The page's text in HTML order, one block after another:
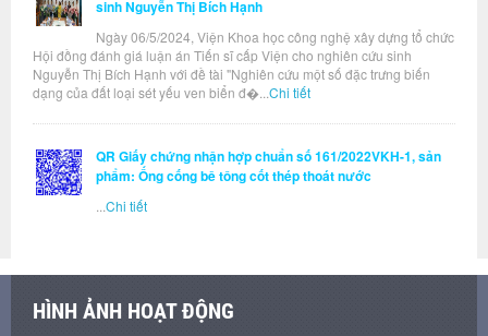
sinh Nguyễn Thị Bích Hạnh
Ngày 06/5/2024, Viện Khoa học công nghệ xây dựng tổ chức
Hội đồng đánh giá luận án Tiến sĩ cấp Viện cho nghiên cứu sinh
Nguyễn Thị Bích Hạnh với đề tài "Nghiên cứu một số đặc trưng biến
dạng của đất loại sét yếu ven biển đ�... Chi tiết
QR Giấy chứng nhận hợp chuẩn số 161/2022VKH-1, sản
phẩm: Ống cống bê tông cốt thép thoát nước
Chi tiết
HÌNH ẢNH HOẠT ĐỘNG